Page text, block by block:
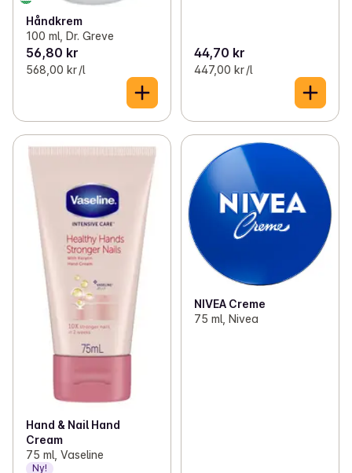
Håndkrem
100 ml, Dr. Greve
56,80 kr
568,00 kr /l
44,70 kr
447,00 kr /l
Hand & Nail Hand
Cream
75 ml, Vaseline
Ny!
NIVEA Creme
75 ml, Nivea